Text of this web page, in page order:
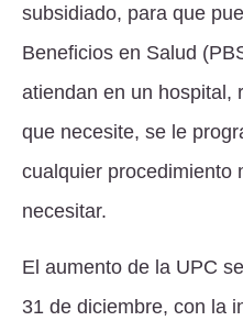
subsidiado, para que
Beneficios en Salud
atiendan en un hospital,
que necesite, se le
cualquier procedimiento
necesitar.
El aumento de la UPC
31 de diciembre, con la